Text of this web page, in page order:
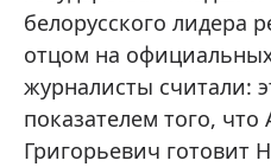
белорусского лидера
отцом на
журналисты считали:
показателем того, что
Григорьевич готовит